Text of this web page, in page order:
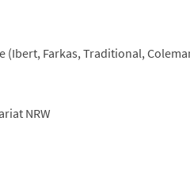
(Ibert, Farkas, Traditional,
NRW